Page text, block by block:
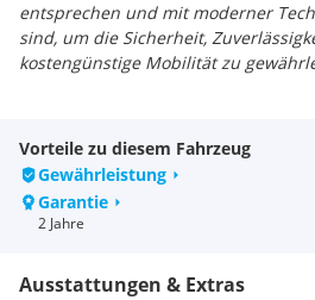
entsprechen und mit moderner
sind, um die Sicherheit,
kostengünstige Mobilität zu
MOTOR: Einzylinder,
HUBRAUM: 309 ccm
MAX. LEISTUNG: 19,3 KW - 27 PS
MAX. DREHMOMENT: 27,5 NM bei
EFI HERSTELLER: Bosch
BATTERIE: 12V, 9 AH
Vorteile zu diesem Fahrzeug
Gewährleistung
Garantie
2 Jahre
Ausstattungen & Extras